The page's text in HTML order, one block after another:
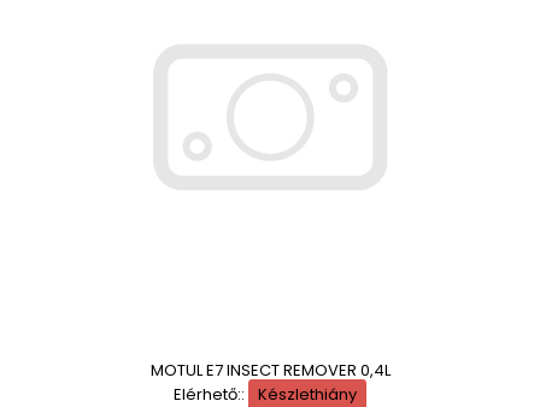
MOTUL E7 INSECT REMOVER 0,4L
Elérhető::
Készlethiány